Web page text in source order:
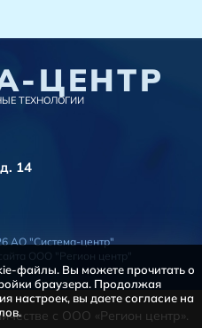
ЦЕНТР
ТЕХНОЛОГИИ
14
АО "Система-центр"
ООО "Регион центр"
с ООО «Регион центр».
файлы. Вы можете прочитать о
браузера. Продолжая
настроек, вы даете согласие на